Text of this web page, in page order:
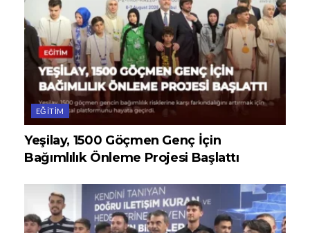
EĞITIM
Yeşilay, 1500 Göçmen Genç İçin
Bağımlılık Önleme Projesi Başlattı